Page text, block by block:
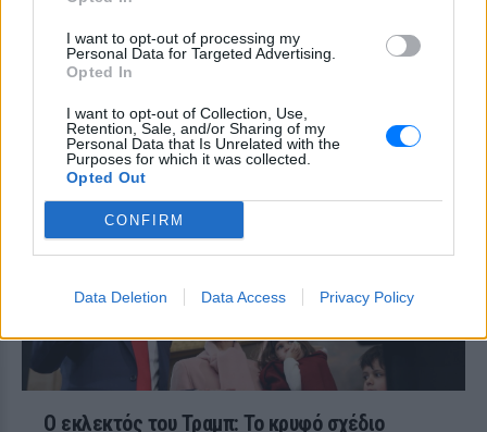
I want to opt-out of processing my
Personal Data for Targeted Advertising.
Opted In
I want to opt-out of Collection, Use,
Retention, Sale, and/or Sharing of my
Personal Data that Is Unrelated with the
Purposes for which it was collected.
Opted Out
CONFIRM
Data Deletion Data Access Privacy Policy
Meta έξυπνα γυαλιά: Γιατί
στη Βρετανία τα απαγορεύουν
ΣΉΜΕΡΑ
Από τον εστιάτορα Τζέρεμι Κινγκ ως την
εστίασης και ψυχαγωγίας κλείνουν την
Ο εκλεκτός του Τραμπ: Το κρυφό σχέδιο